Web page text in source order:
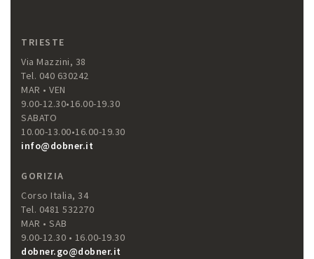
TRIESTE
Via Mazzini, 38
Tel. 040 630242
MAR • VEN
9.00-12.30•16.00-19.30
SABATO
10.00-13.00•16.00-19.30
info@dobner.it
GORIZIA
Corso Italia, 34
Tel. 0481 532270
MAR • SAB
9.00-12.30 • 16.00-19.30
dobner.go@dobner.it